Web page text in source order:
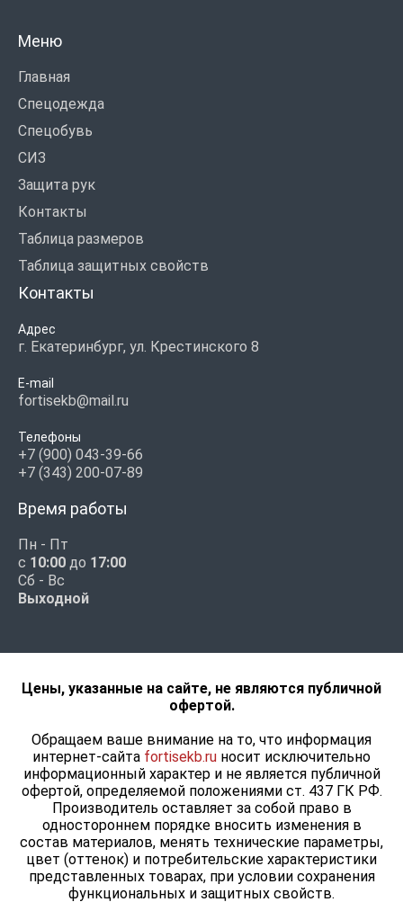
Меню
Главная
Спецодежда
Спецобувь
СИЗ
Защита рук
Контакты
Таблица размеров
Таблица защитных свойств
Контакты
Адрес
г. Екатеринбург, ул. Крестинского 8
E-mail
fortisekb@mail.ru
Телефоны
+7 (900) 043-39-66
+7 (343) 200-07-89
Время работы
Пн - Пт
с 10:00 до 17:00
Сб - Вс
Выходной
Цены, указанные на сайте, не являются публичной
офертой.
Обращаем ваше внимание на то, что информация
интернет-сайта fortisekb.ru носит исключительно
информационный характер и не является публичной
офертой, определяемой положениями ст. 437 ГК РФ.
Производитель оставляет за собой право в
одностороннем порядке вносить изменения в
состав материалов, менять технические параметры,
цвет (оттенок) и потребительские характеристики
представленных товарах, при условии сохранения
функциональных и защитных свойств.